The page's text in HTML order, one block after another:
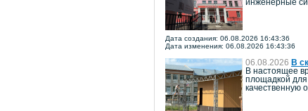
инженерные
Дата создания: 06.08.2026 16:43:36
Дата изменения: 06.08.2026 16:43:36
06.08.2026 В
В настоящее
площадкой
качественную